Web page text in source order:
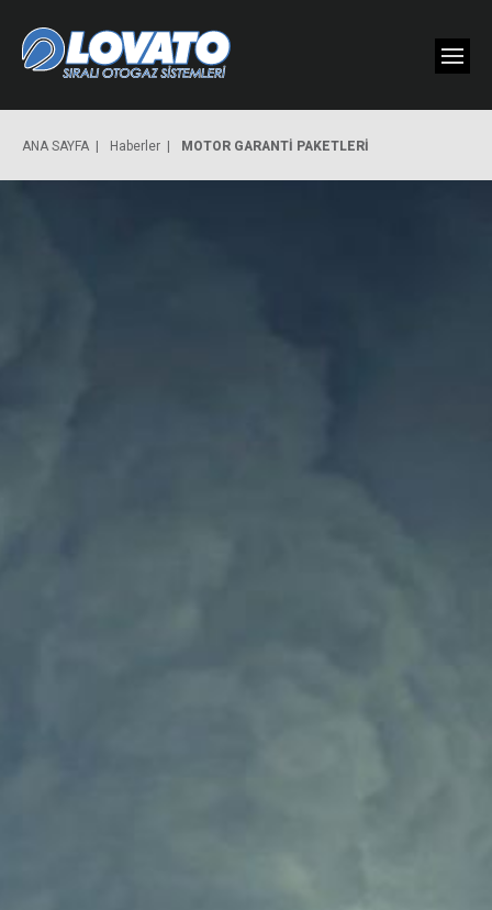
ANA SAYFA Haberler MOTOR GARANTİ PAKETLERİ